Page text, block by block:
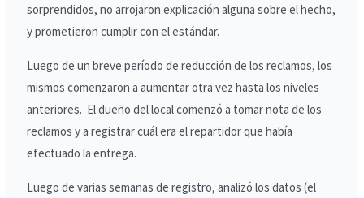
sorprendidos, no arrojaron explicación alguna sobre el hecho,
y prometieron cumplir con el estándar.
Luego de un breve período de reducción de los reclamos, los
mismos comenzaron a aumentar otra vez hasta los niveles
anteriores. El dueño del local comenzó a tomar nota de los
reclamos y a registrar cuál era el repartidor que había
efectuado la entrega.
Luego de varias semanas de registro, analizó los datos (el